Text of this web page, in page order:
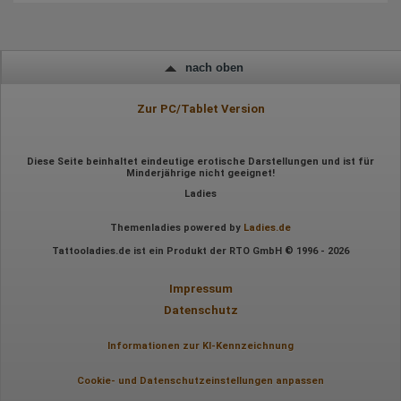
Gerätebestriebssystem
Ort der Verarbeitung:
Art. 6 Abs. 1 S. 1 lit. a DSGVO
nach oben
Zur PC/Tablet Version
Diese Seite beinhaltet eindeutige erotische Darstellungen und ist für
Minderjährige nicht geeignet!
Ladies
Themenladies powered by Ladies.de
Tattooladies.de ist ein Produkt der RTO GmbH © 1996 - 2026
Impressum
Datenschutz
Informationen zur KI-Kennzeichnung
Cookie- und Datenschutzeinstellungen anpassen